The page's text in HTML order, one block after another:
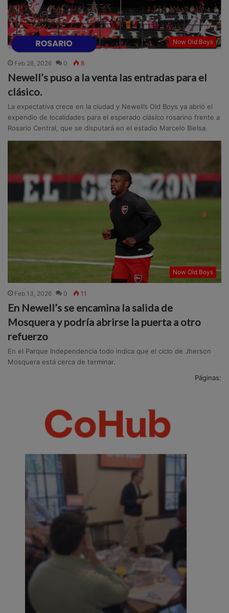
Now Old Boys
Feb 28, 2026 0 8
Newell’s puso a la venta las entradas para el
clásico.
La expectativa crece en la ciudad y Newell’s Old Boys ya abrió el
expendio de localidades para el esperado clásico rosarino frente a
Rosario Central, que se disputará en el estadio Marcelo Bielsa.
Now Old Boys
Feb 13, 2026 0 11
En Newell’s se encamina la salida de
Mosquera y podría abrirse la puerta a otro
refuerzo
En el Parque Independencia todo indica que el ciclo de Jherson
Mosquera está cerca de terminar.
Páginas: